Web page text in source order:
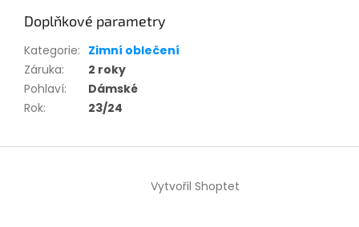
Doplňkové parametry
Kategorie: Zimní oblečení
Záruka:
2 roky
Pohlaví:
Dámské
Rok: 23/24
Vytvořil Shoptet